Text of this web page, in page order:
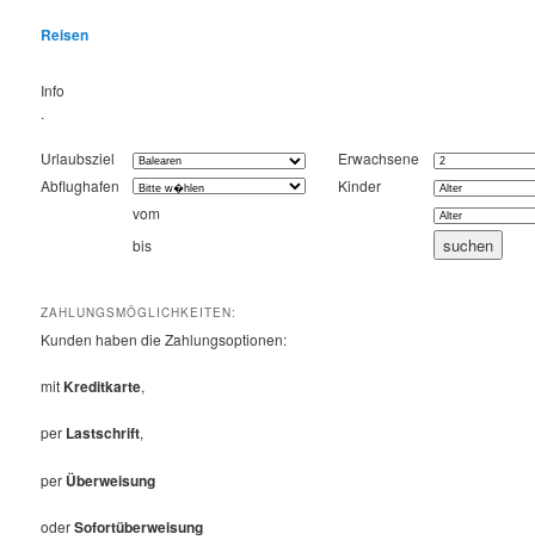
Reisen
Info
.
Urlaubsziel
Erwachsene
Abflughafen
Kinder
vom
bis
ZAHLUNGSMÖGLICHKEITEN:
Kunden haben die Zahlungsoptionen:
mitKreditkarte,
per Lastschrift,
per Überweisung
oderSofortüberweisung